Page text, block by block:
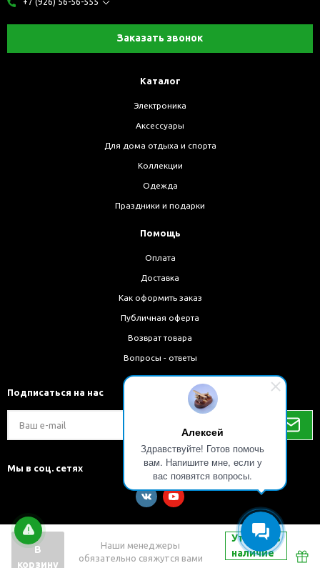
Алексей
Здравствуйте! Готов помочь
вам. Напишите мне, если у
вас появятся вопросы.
Уточнить
наличие
В
корзину
Наши менеджеры
обязательно свяжутся вами
Заказать звонок
Каталог
Электроника
Аксессуары
Для дома отдыха и спорта
Коллекции
Одежда
Праздники и подарки
Помощь
Оплата
Доставка
Как оформить заказ
Публичная оферта
Возврат товара
Вопросы - ответы
Подписаться на нас
Мы в соц. сетях
Разработка и внедрение решений на 1С-Битрикс